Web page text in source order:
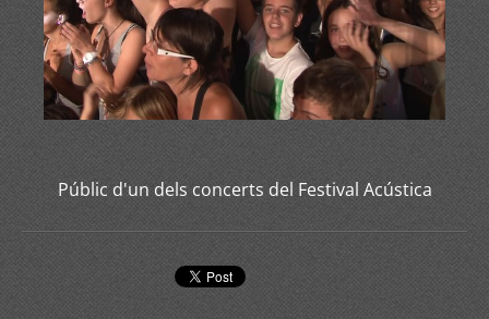
Públic d'un dels concerts del Festival Acústica